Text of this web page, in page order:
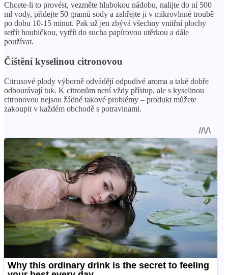
Chcete-li to provést, vezměte hlubokou nádobu, nalijte do ní 500
ml vody, přidejte 50 gramů sody a zahřejte ji v mikrovlnné troubě
po dobu 10-15 minut. Pak už jen zbývá všechny vnitřní plochy
setřít houbičkou, vytřít do sucha papírovou utěrkou a dále
používat.
Čištění kyselinou citronovou
Citrusové plody výborně odvádějí odpudivé aroma a také dobře
odbourávají tuk. K citronům není vždy přístup, ale s kyselinou
citronovou nejsou žádné takové problémy – produkt můžete
zakoupit v každém obchodě s potravinami.